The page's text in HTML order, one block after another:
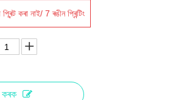
কৰা নাই/ 7 ৰঙীন প্ৰিন্টিং
কৰক